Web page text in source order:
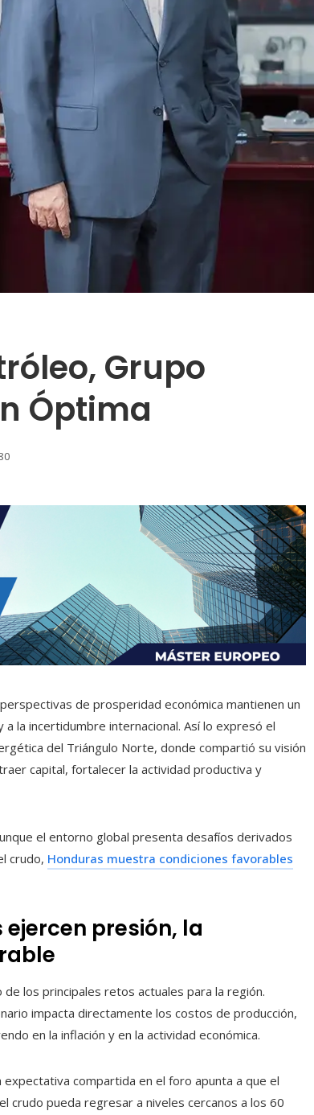
Grupo
Óptima
de prosperidad económica mantienen un
la incertidumbre internacional. Así lo expresó el
del Triángulo Norte, donde compartió su visión
capital, fortalecer la actividad productiva y
el entorno global presenta desafíos derivados
crudo, Honduras muestra condiciones favorables
presión, la
los principales retos actuales para la región.
impacta directamente los costos de producción,
en la inflación y en la actividad económica.
compartida en el foro apunta a que el
crudo pueda regresar a niveles cercanos a los 60